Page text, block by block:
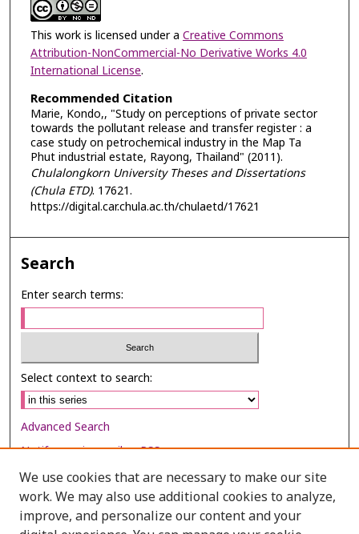
This work is licensed under a Creative Commons
Attribution-NonCommercial-No Derivative Works 4.0
International License.
Recommended Citation
Marie, Kondo,, "Study on perceptions of private sector
towards the pollutant release and transfer register : a
case study on petrochemical industry in the Map Ta
Phut industrial estate, Rayong, Thailand" (2011).
Chulalongkorn University Theses and Dissertations
(Chula ETD). 17621.
https://digital.car.chula.ac.th/chulaetd/17621
Search
Enter search terms:
Select context to search:
Advanced Search
Notify me via email orRSS
Browse
Collections
We use cookies that are necessary to make our site
work. We may also use additional cookies to analyze,
improve, and personalize our content and your